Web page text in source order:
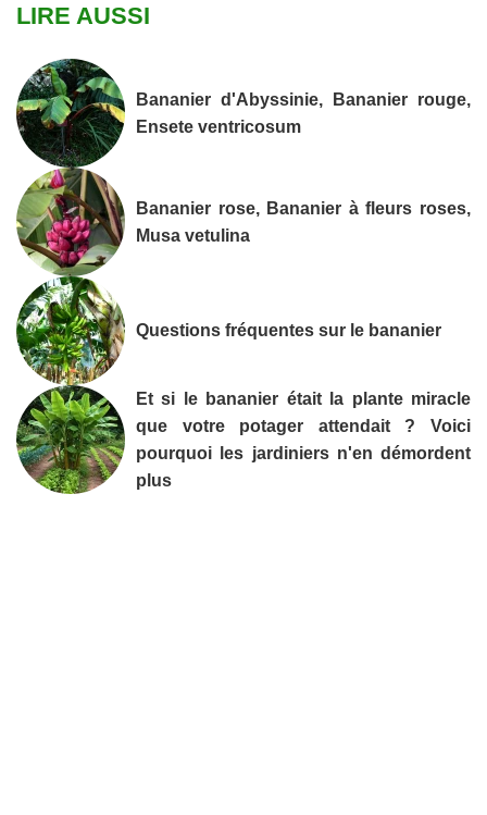
LIRE AUSSI
Bananier d'Abyssinie, Bananier rouge,
Ensete ventricosum
Bananier rose, Bananier à fleurs roses,
Musa vetulina
Questions fréquentes sur le bananier
Et si le bananier était la plante miracle
que votre potager attendait ? Voici
pourquoi les jardiniers n'en démordent
plus